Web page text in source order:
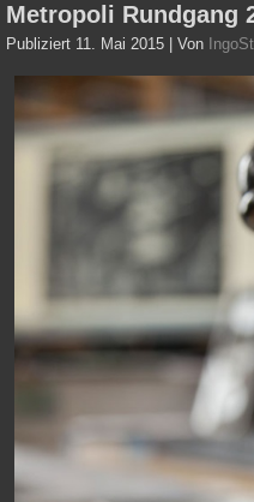
Metropoli Rundgang
Publiziert 11. Mai 2015 Von